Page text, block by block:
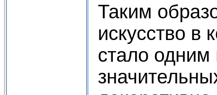
Таким
искусство в
стало